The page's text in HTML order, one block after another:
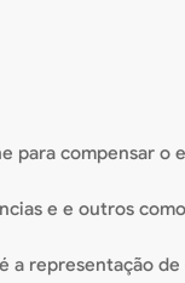
para compensar o
e e outros
a representação